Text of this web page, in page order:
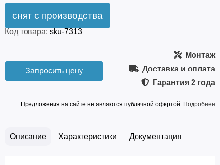
Код товара: sku-7313
Запросить цену
Монтаж
Доставка и оплата
Гарантия 2 года
Предложения на сайте не являются публичной офертой. Подробнее
Описание Характеристики Документация